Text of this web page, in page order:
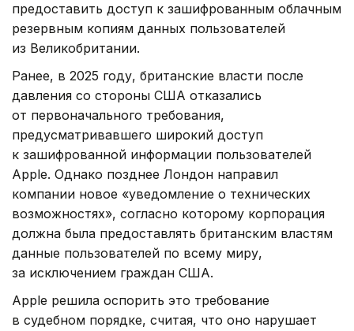
предоставить доступ к зашифрованным облачным
резервным копиям данных пользователей
из Великобритании.
Ранее, в 2025 году, британские власти после
давления со стороны США отказались
от первоначального требования,
предусматривавшего широкий доступ
к зашифрованной информации пользователей
Apple. Однако позднее Лондон направил
компании новое «уведомление о технических
возможностях», согласно которому корпорация
должна была предоставлять британским властям
данные пользователей по всему миру,
за исключением граждан США.
Apple решила оспорить это требование
в судебном порядке, считая, что оно нарушает